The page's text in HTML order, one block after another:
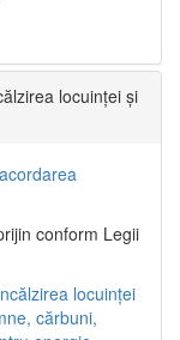
locuinței și
conform Legii
locuinței
cărbuni,